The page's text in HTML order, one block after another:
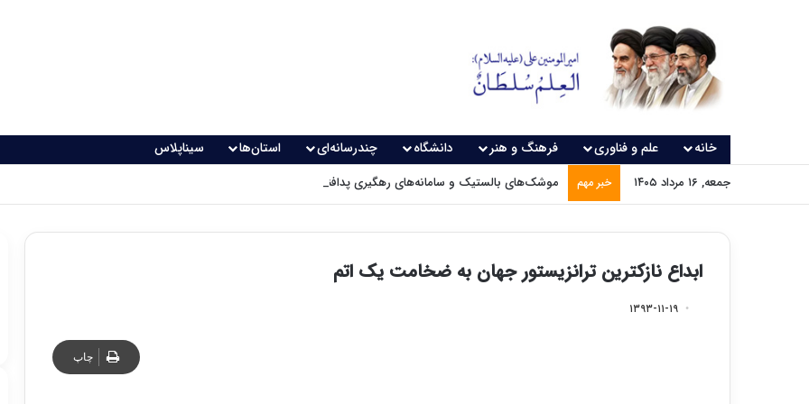
خانه علم و فناوری فرهنگ و هنر دانشگاه چندرسانه‌ای استان‌ها سیناپلاس
جمعه, ۱۶ مرداد ۱۴۰۵ خبر مهم موشک‌های بالستیک و سامانه‌های رهگیری پدافندی چگونه کار می کنند؟
ابداع نازکترین ترانزیستور جهان به ضخامت یک اتم
۱۳۹۳-۱۱-۱۹
چاپ